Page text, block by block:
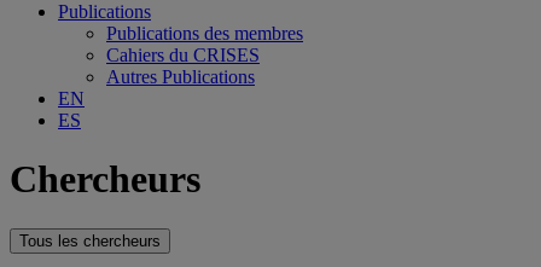
Publications
Publications des membres
Cahiers du CRISES
Autres Publications
EN
ES
Chercheurs
Tous les chercheurs